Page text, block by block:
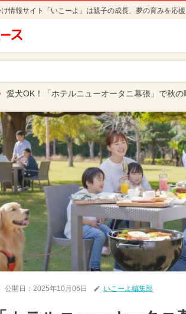
情報サイト「いこーよ」は親子の成長、夢の育みを応援
愛犬OK！「ホテルニューオータニ幕張」で秋
公開日： 2025年10月06日 いこーよ編集部